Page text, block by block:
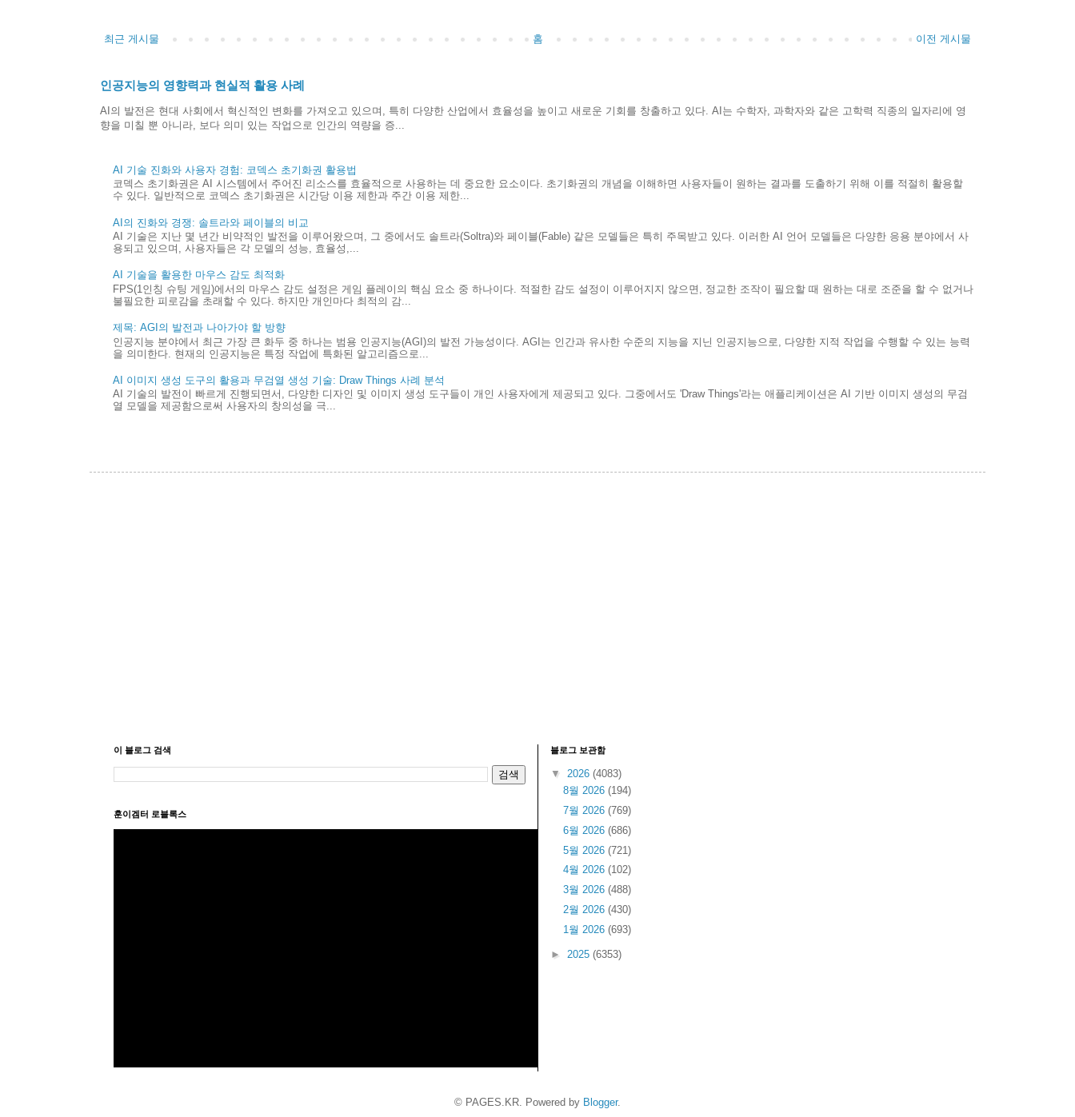
최근 게시물 이전 게시물
홈
인공지능의 영향력과 현실적 활용 사례
AI의 발전은 현대 사회에서 혁신적인 변화를 가져오고 있으며, 특히 다양한 산업에서 효율성을 높이고 새로운 기회를 창출하고 있다. AI는 수학자, 과학자와 같은 고학력 직종의 일자리에 영
향을 미칠 뿐 아니라, 보다 의미 있는 작업으로 인간의 역량을 증...
AI 기술 진화와 사용자 경험: 코덱스 초기화권 활용법
코덱스 초기화권은 AI 시스템에서 주어진 리소스를 효율적으로 사용하는 데 중요한 요소이다. 초기화권의 개념을 이해하면 사용자들이 원하는 결과를 도출하기 위해 이를 적절히 활용할
수 있다. 일반적으로 코덱스 초기화권은 시간당 이용 제한과 주간 이용 제한...
AI의 진화와 경쟁: 솔트라와 페이블의 비교
AI 기술은 지난 몇 년간 비약적인 발전을 이루어왔으며, 그 중에서도 솔트라(Soltra)와 페이블(Fable) 같은 모델들은 특히 주목받고 있다. 이러한 AI 언어 모델들은 다양한 응용 분야에서 사
용되고 있으며, 사용자들은 각 모델의 성능, 효율성,...
AI 기술을 활용한 마우스 감도 최적화
FPS(1인칭 슈팅 게임)에서의 마우스 감도 설정은 게임 플레이의 핵심 요소 중 하나이다. 적절한 감도 설정이 이루어지지 않으면, 정교한 조작이 필요할 때 원하는 대로 조준을 할 수 없거나
불필요한 피로감을 초래할 수 있다. 하지만 개인마다 최적의 감...
제목: AGI의 발전과 나아가야 할 방향
인공지능 분야에서 최근 가장 큰 화두 중 하나는 범용 인공지능(AGI)의 발전 가능성이다. AGI는 인간과 유사한 수준의 지능을 지닌 인공지능으로, 다양한 지적 작업을 수행할 수 있는 능력
을 의미한다. 현재의 인공지능은 특정 작업에 특화된 알고리즘으로...
AI 이미지 생성 도구의 활용과 무검열 생성 기술: Draw Things 사례 분석
AI 기술의 발전이 빠르게 진행되면서, 다양한 디자인 및 이미지 생성 도구들이 개인 사용자에게 제공되고 있다. 그중에서도 'Draw Things'라는 애플리케이션은 AI 기반 이미지 생성의 무검
열 모델을 제공함으로써 사용자의 창의성을 극...
이 블로그 검색
훈이겜터 로블록스
블로그 보관함
▼ 2026 (4083)
8월 2026 (194)
7월 2026 (769)
6월 2026 (686)
5월 2026 (721)
4월 2026 (102)
3월 2026 (488)
2월 2026 (430)
1월 2026 (693)
► 2025 (6353)
© PAGES.KR. Powered by Blogger.